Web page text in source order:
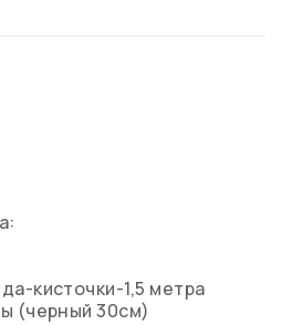
кисточки-1,5 метра
(черный 30см)